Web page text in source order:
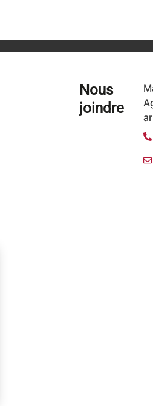
Nous
joindre